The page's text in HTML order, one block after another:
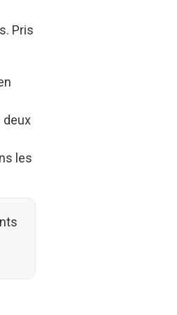
Pris
deux
les